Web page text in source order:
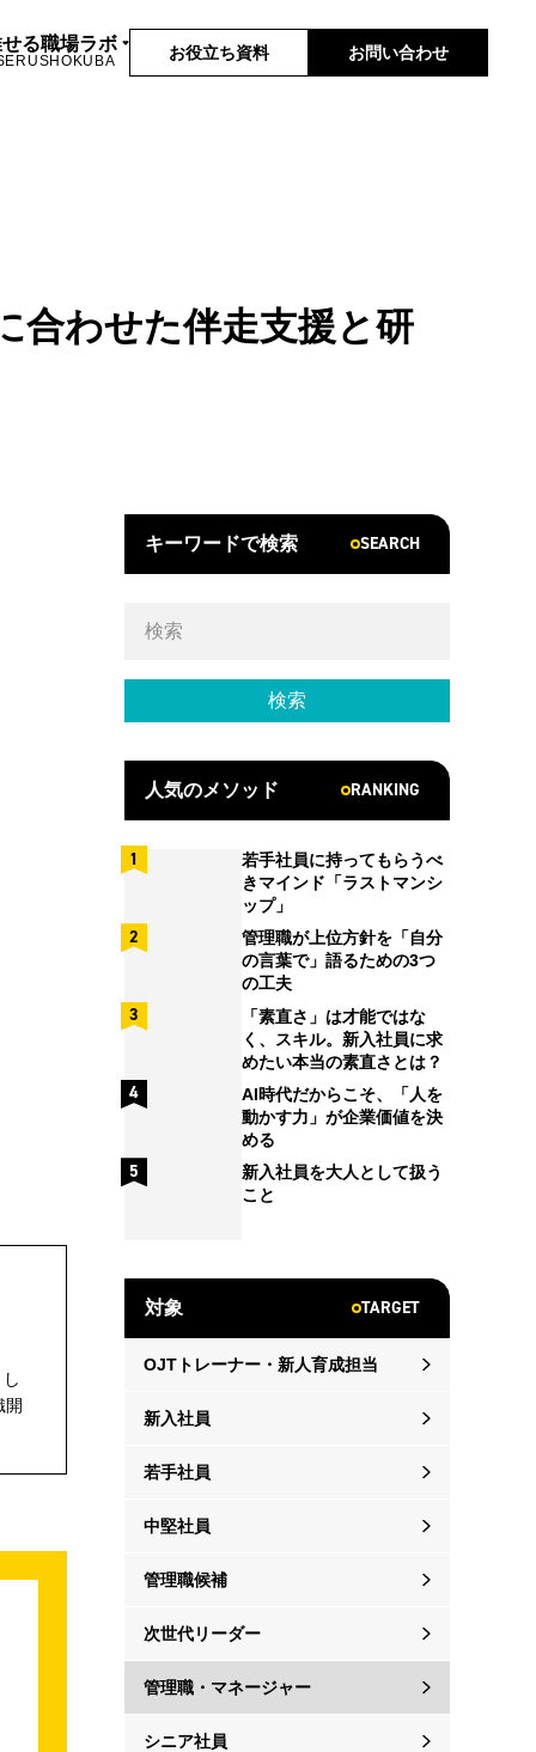
る職場ラボ お役立ち資料 お問い合わせ
合わせた伴走支援と研
開
キーワードで検索 SEARCH
人気のメソッド RANKING
若手社員に持ってもらうべ
きマインド「ラストマンシ
ップ」
管理職が上位方針を「自分
の言葉で」語るための3つ
の工夫
「素直さ」は才能ではな
く、スキル。新入社員に求
めたい本当の素直さとは？
AI時代だからこそ、「人を
動かす力」が企業価値を決
める
新入社員を大人として扱う
こと
対象 TARGET
OJTトレーナー・新人育成担当
新入社員
若手社員
中堅社員
管理職候補
次世代リーダー
管理職・マネージャー
シニア社員